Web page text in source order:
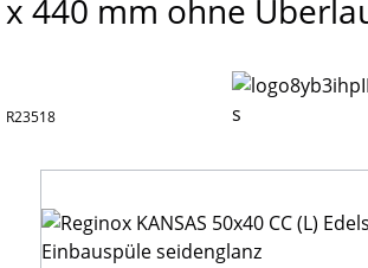
x 440 mm ohne
R23518